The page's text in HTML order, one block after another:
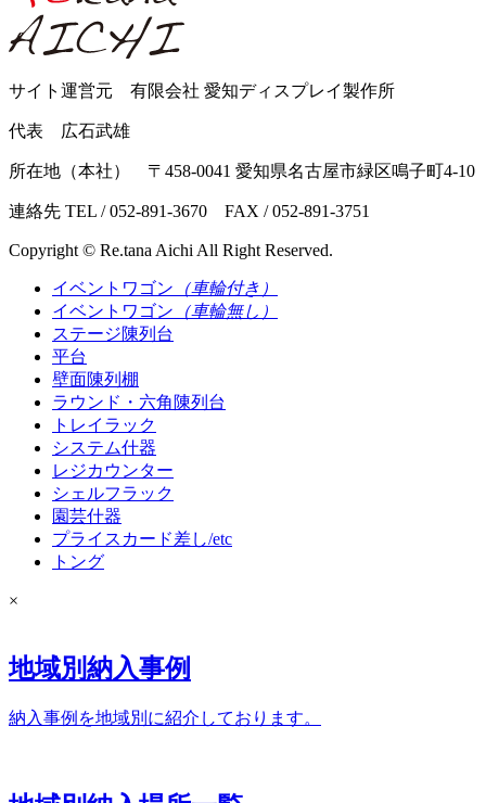
サイト運営元 有限会社 愛知ディスプレイ製作所
代表 広石武雄
所在地（本社） 〒458-0041 愛知県名古屋市緑区鳴子町4-10
連絡先 TEL / 052-891-3670 FAX / 052-891-3751
Copyright © Re.tana Aichi All Right Reserved.
イベントワゴン （車輪付き）
イベントワゴン （車輪無し）
ステージ陳列台
平台
壁面陳列棚
ラウンド・六角陳列台
トレイラック
システム什器
レジカウンター
シェルフラック
園芸什器
プライスカード差し/etc
トング
×
地域別納入事例
納入事例を地域別に紹介しております。